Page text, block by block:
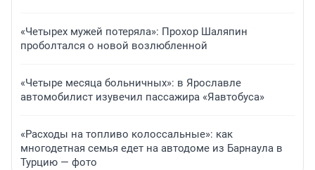
«Четырех мужей потеряла»: Прохор Шаляпин
проболтался о новой возлюбленной
«Четыре месяца больничных»: в Ярославле
автомобилист изувечил пассажира «Яавтобуса»
«Расходы на топливо колоссальные»: как
многодетная семья едет на автодоме из Барнаула в
Турцию — фото